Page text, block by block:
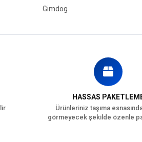
Gimdog
HASSAS
Ürünleriniz taşıma
görmeyecek şekilde özenle